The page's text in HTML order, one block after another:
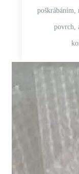
poškrábáním,
povrch,